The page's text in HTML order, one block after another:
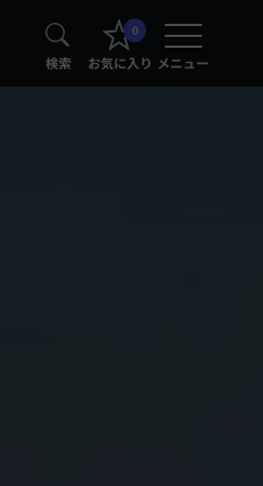
検索
0
お気に入り メニュー